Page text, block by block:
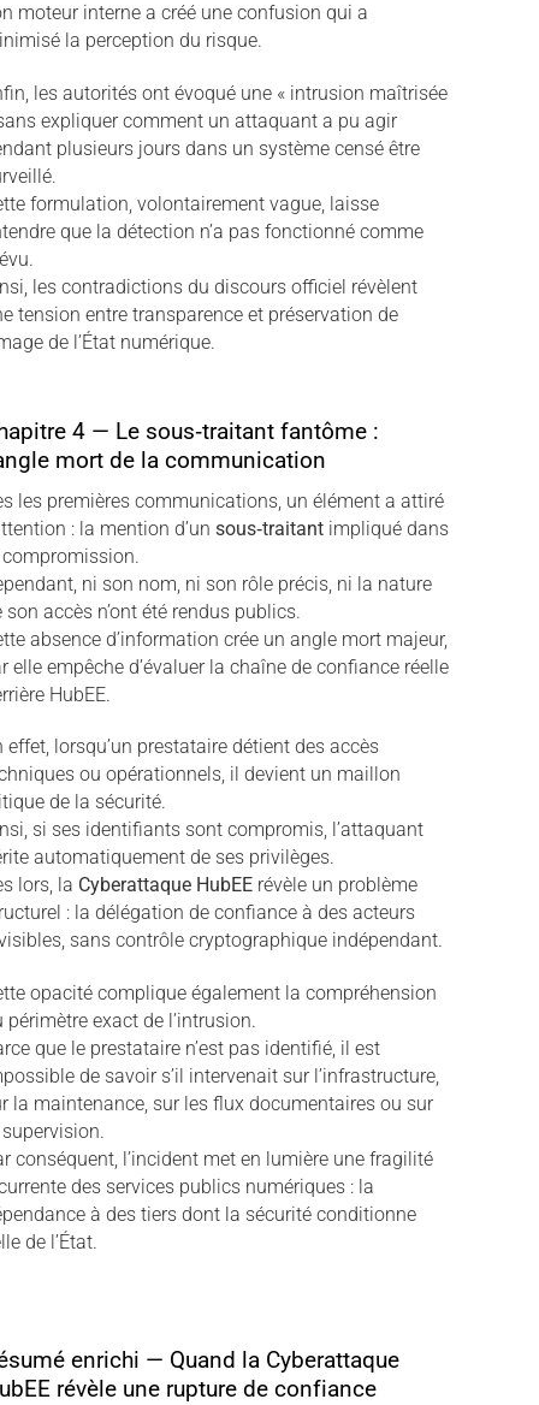
moteur interne a créé une confusion qui a
la perception du risque.
les autorités ont évoqué une « intrusion maîtrisée
expliquer comment un attaquant a pu agir
plusieurs jours dans un système censé être
formulation, volontairement vague, laisse
que la détection n’a pas fonctionné comme
les contradictions du discours officiel révèlent
tension entre transparence et préservation de
de l’État numérique.
4 — Le sous‑traitant fantôme :
mort de la communication
les premières communications, un élément a attiré
: la mention d’un sous‑traitant impliqué dans
ni son nom, ni son rôle précis, ni la nature
son accès n’ont été rendus publics.
absence d’information crée un angle mort majeur,
elle empêche d’évaluer la chaîne de confiance réelle
HubEE.
effet, lorsqu’un prestataire détient des accès
ou opérationnels, il devient un maillon
de la sécurité.
si ses identifiants sont compromis, l’attaquant
automatiquement de ses privilèges.
lors, la Cyberattaque HubEE révèle un problème
: la délégation de confiance à des acteurs
sans contrôle cryptographique indépendant.
opacité complique également la compréhension
périmètre exact de l’intrusion.
que le prestataire n’est pas identifié, il est
de savoir s’il intervenait sur l’infrastructure,
la maintenance, sur les flux documentaires ou sur
conséquent, l’incident met en lumière une fragilité
des services publics numériques : la
à des tiers dont la sécurité conditionne
de l’État.
enrichi — Quand la Cyberattaque
révèle une rupture de confiance